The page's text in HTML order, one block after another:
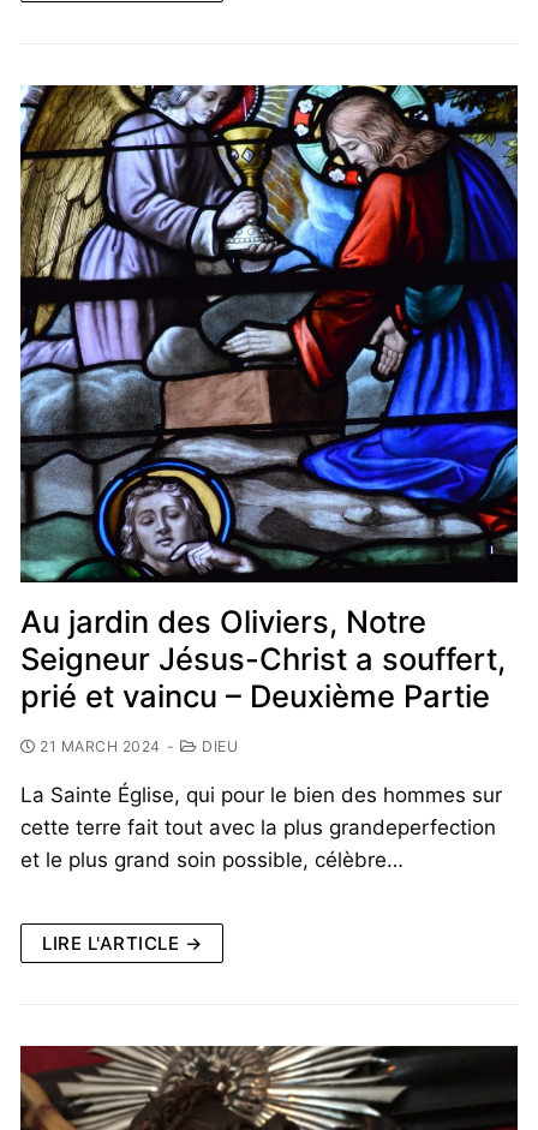
Au jardin des Oliviers, Notre
Seigneur Jésus-Christ a souffert,
prié et vaincu – Deuxième Partie
21 MARCH 2024 - DIEU
La Sainte Église, qui pour le bien des hommes sur
cette terre fait tout avec la plus grandeperfection
et le plus grand soin possible, célèbre…
LIRE L'ARTICLE →